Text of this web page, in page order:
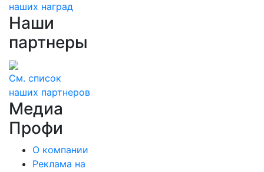
наших наград
Наши
партнеры
См. список
наших партнеров
Медиа
Профи
О компании
Реклама на